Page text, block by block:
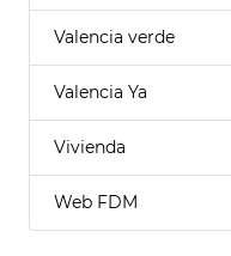
Valencia verde
Valencia Ya
Vivienda
Web FDM